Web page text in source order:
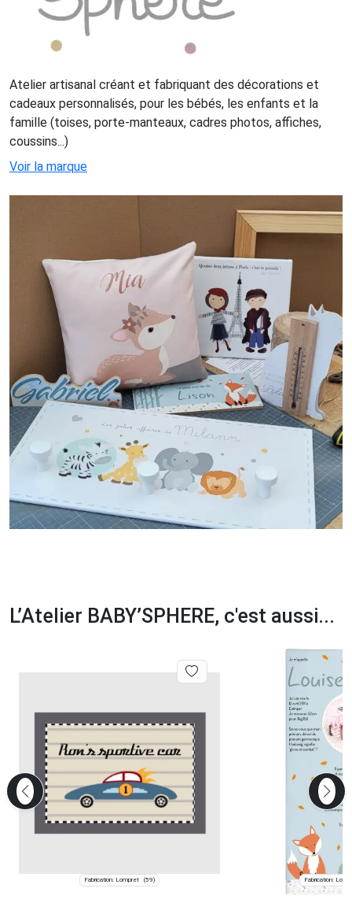
Atelier artisanal créant et fabriquant des décorations et
cadeaux personnalisés, pour les bébés, les enfants et la
famille (toises, porte-manteaux, cadres photos, affiches,
coussins...)
Voir la marque
L’Atelier BABY’SPHERE, c'est aussi...
Fabrication: Lompret (59) Fabrication: